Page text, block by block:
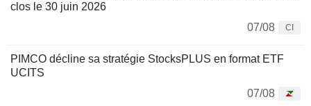
clos le 30 juin 2026
07/08
CI
PIMCO décline sa stratégie StocksPLUS en format ETF
UCITS
07/08